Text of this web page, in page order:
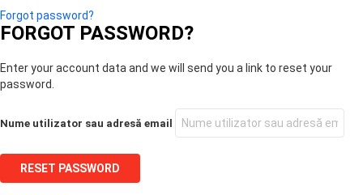
Forgot password?
FORGOT PASSWORD?
Enter your account data and we will send you a link to reset your
password.
Nume utilizator sau adresă email